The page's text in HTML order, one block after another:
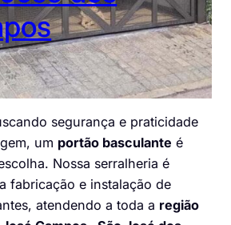
segurança e praticidade
um portão basculante é
Nossa serralheria é
fabricação e instalação de
atendendo a toda a região